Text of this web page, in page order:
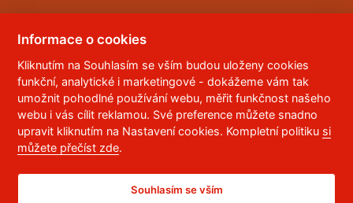
© 2023 Univerzita Pardubice,Studentská 95
532 10 Pardubice 2
Telefon: 466 036 111, 466 036 112, 466 036 113
Správce webu ,RSS
Prohlášení o přístupnosti
Informace o cookies
Kliknutím na Souhlasím se vším budou uloženy cookies
funkční, analytické i marketingové - dokážeme vám tak
umožnit pohodlné používání webu, měřit funkčnost našeho
webu i vás cílit reklamou. Své preference můžete snadno
upravit kliknutím na Nastavení cookies. Kompletní politiku si
můžete přečíst zde.
Souhlasím se vším